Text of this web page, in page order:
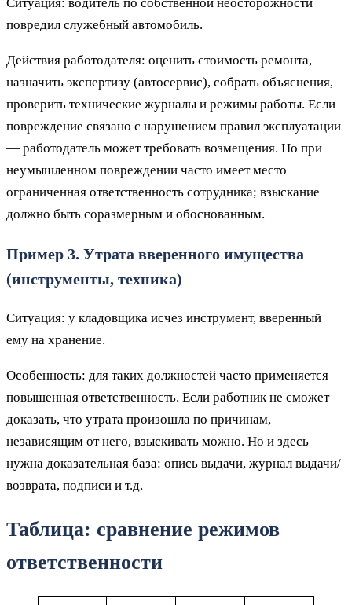
Ситуация: водитель по собственной неосторожности
повредил служебный автомобиль.
Действия работодателя: оценить стоимость ремонта,
назначить экспертизу (автосервис), собрать объяснения,
проверить технические журналы и режимы работы. Если
повреждение связано с нарушением правил эксплуатации
— работодатель может требовать возмещения. Но при
неумышленном повреждении часто имеет место
ограниченная ответственность сотрудника; взыскание
должно быть соразмерным и обоснованным.
Пример 3. Утрата вверенного имущества
(инструменты, техника)
Ситуация: у кладовщика исчез инструмент, вверенный
ему на хранение.
Особенность: для таких должностей часто применяется
повышенная ответственность. Если работник не сможет
доказать, что утрата произошла по причинам,
независящим от него, взыскивать можно. Но и здесь
нужна доказательная база: опись выдачи, журнал выдачи/
возврата, подписи и т.д.
Таблица: сравнение режимов
ответственности